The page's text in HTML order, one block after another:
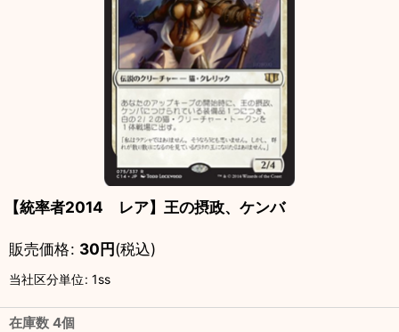
【統率者2014 レア】王の摂政、ケンバ
販売価格: 30円(税込)
当社区分単位: 1ss
在庫数 4個